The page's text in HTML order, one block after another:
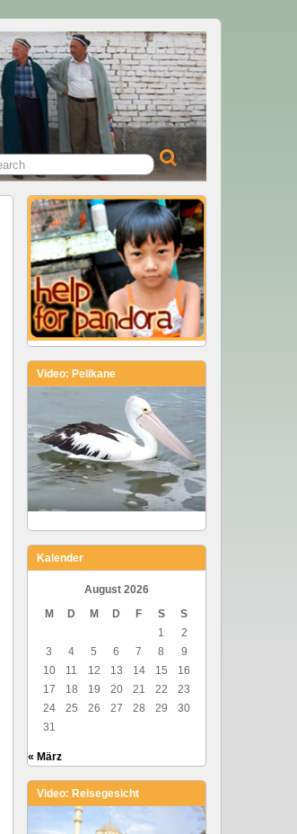
Video: Pelikane
Kalender
August 2026
M
D M D F S
S
1
2
3
4 5 6 7 8
9
10
11 12 13 14 15
16
17
18 19 20 21 22
23
24
25 26 27 28 29
30
31
« März
Video: Reisegesicht